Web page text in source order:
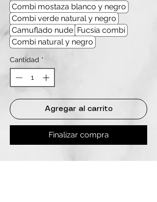
Combi mostaza blanco y negro
Combi verde natural y negro
Camuflado nude Fucsia combi
Combi natural y negro
Cantidad *
Agregar al carrito
Finalizar compra